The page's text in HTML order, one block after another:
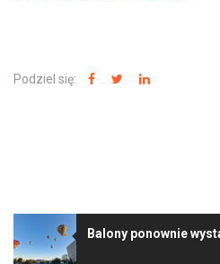
Podziel się:
Balony ponownie